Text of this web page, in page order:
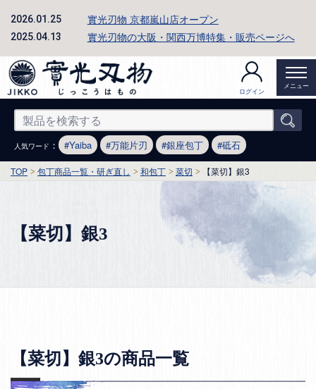
2026.01.25 實光刃物 京都嵐山店オープン
2025.04.13 實光刃物の大阪・関西万博特集・販売ページへ
ログイン
メニュー
人気ワード ： Yaiba 万能片刃 銀座包丁 砥石
TOP 包丁商品一覧・研ぎ直し 和包丁 菜切 【菜切】銀3
【菜切】銀3
【菜切】銀3の商品一覧